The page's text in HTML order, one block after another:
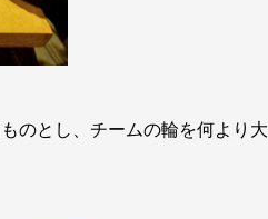
のとし、チームの輪を何より大